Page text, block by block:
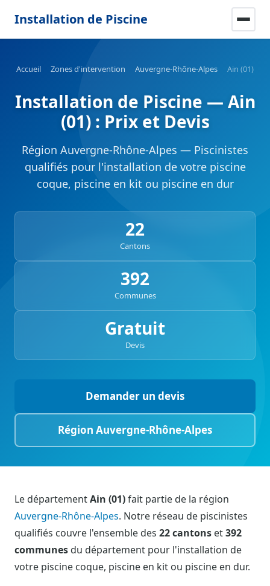
Installation de Piscine
Accueil Zones d'intervention Auvergne-Rhône-Alpes Ain (01)
Installation de Piscine — Ain
(01) : Prix et Devis
Région Auvergne-Rhône-Alpes — Piscinistes
qualifiés pour l'installation de votre piscine
coque, piscine en kit ou piscine en dur
22
Cantons
392
Communes
Gratuit
Devis
Demander un devis
Région Auvergne-Rhône-Alpes
Le départementAin (01)fait partie de la région
Auvergne-Rhône-Alpes. Notre réseau de piscinistes
qualifiés couvre l'ensemble des 22 cantons et392
communes du département pour l'installation de
votre piscine coque, piscine en kit ou piscine en dur.